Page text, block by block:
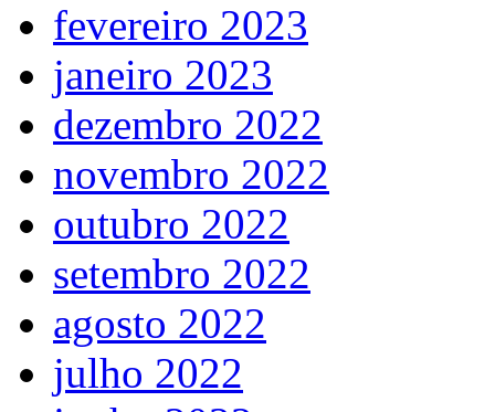
fevereiro 2023
janeiro 2023
dezembro 2022
novembro 2022
outubro 2022
setembro 2022
agosto 2022
julho 2022